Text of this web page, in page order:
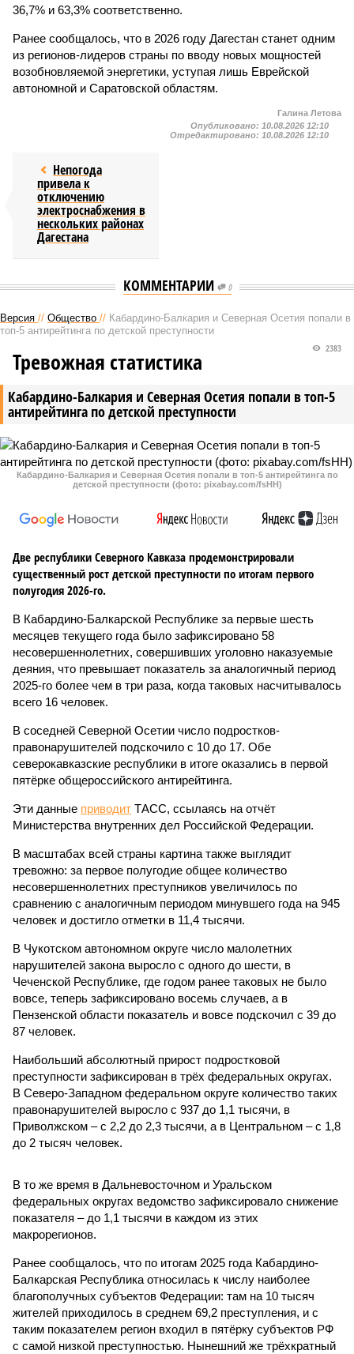
36,7% и 63,3% соответственно.
Ранее сообщалось, что в 2026 году Дагестан станет одним
из регионов-лидеров страны по вводу новых мощностей
возобновляемой энергетики, уступая лишь Еврейской
автономной и Саратовской областям.
Галина Летова
Опубликовано: 10.08.2026 12:10
Отредактировано: 10.08.2026 12:10
Непогода
привела к
отключению
электроснабжения в
нескольких районах
Дагестана
КОММЕНТАРИИ 0
Версия // Общество // Кабардино-Балкария и Северная Осетия попали в
топ-5 антирейтинга по детской преступности
Кабардино-Балкария и Северная Осетия попали в топ-5
антирейтинга по детской преступности
2383
Тревожная статистика
Кабардино-Балкария и Северная Осетия попали в топ-5 антирейтинга по
детской преступности (фото: pixabay.com/fsHH)
Две республики Северного Кавказа продемонстрировали
существенный рост детской преступности по итогам первого
полугодия 2026-го.
В Кабардино-Балкарской Республике за первые шесть
месяцев текущего года было зафиксировано 58
несовершеннолетних, совершивших уголовно наказуемые
деяния, что превышает показатель за аналогичный период
2025-го более чем в три раза, когда таковых насчитывалось
всего 16 человек.
В соседней Северной Осетии число подростков-
правонарушителей подскочило с 10 до 17. Обе
северокавказские республики в итоге оказались в первой
пятёрке общероссийского антирейтинга.
Эти данные приводит ТАСС, ссылаясь на отчёт
Министерства внутренних дел Российской Федерации.
В масштабах всей страны картина также выглядит
тревожно: за первое полугодие общее количество
несовершеннолетних преступников увеличилось по
сравнению с аналогичным периодом минувшего года на 945
человек и достигло отметки в 11,4 тысячи.
В Чукотском автономном округе число малолетних
нарушителей закона выросло с одного до шести, в
Чеченской Республике, где годом ранее таковых не было
вовсе, теперь зафиксировано восемь случаев, а в
Пензенской области показатель и вовсе подскочил с 39 до
87 человек.
Наибольший абсолютный прирост подростковой
преступности зафиксирован в трёх федеральных округах.
В Северо-Западном федеральном округе количество таких
правонарушителей выросло с 937 до 1,1 тысячи, в
Приволжском – с 2,2 до 2,3 тысячи, а в Центральном – с 1,8
до 2 тысяч человек.
В то же время в Дальневосточном и Уральском
федеральных округах ведомство зафиксировало снижение
показателя – до 1,1 тысячи в каждом из этих
макрорегионов.
Ранее сообщалось, что по итогам 2025 года Кабардино-
Балкарская Республика относилась к числу наиболее
благополучных субъектов Федерации: там на 10 тысяч
жителей приходилось в среднем 69,2 преступления, и с
таким показателем регион входил в пятёрку субъектов РФ
с самой низкой преступностью. Нынешний же трёхкратный